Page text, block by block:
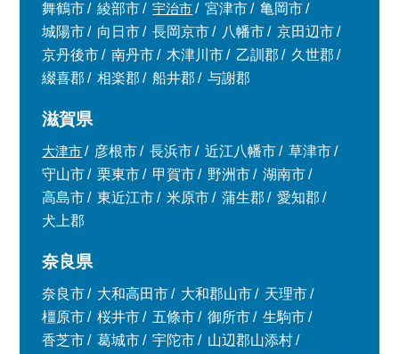
舞鶴市
綾部市 宇治市 宮津市
亀岡市
城陽市
向日市 長岡京市 八幡市
京田辺市
京丹後市
南丹市 木津川市 乙訓郡
久世郡
綴喜郡
相楽郡 船井郡 与謝郡
滋賀県
大津市 彦根市 長浜市 近江八幡市
草津市
守山市
栗東市 甲賀市 野洲市
湖南市
高島市
東近江市 米原市 蒲生郡
愛知郡
犬上郡
奈良県
奈良市 大和高田市 大和郡山市
天理市
橿原市
桜井市 五條市 御所市
生駒市
香芝市
葛城市 宇陀市
山辺郡山添村